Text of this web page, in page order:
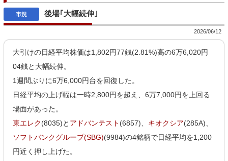
後場｢大幅続伸｣
2026/06/12
大引けの日経平均株価は1,802円77銭(2.81%)高の6万6,020円
04銭と大幅続伸。
1週間ぶりに6万6,000円台を回復した。
日経平均の上げ幅は一時2,800円を超え、6万7,000円を上回る
場面があった。
東エレク(8035)と アドバンテスト (6857)、 キオクシア(285A)、
ソフトバンクグループ(SBG)(9984)の4銘柄で日経平均を1,200
円近く押し上げた。